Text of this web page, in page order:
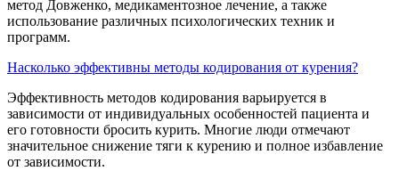
метод Довженко, медикаментозное лечение, а также
использование различных психологических техник и
программ.
Насколько эффективны методы кодирования от курения?
Эффективность методов кодирования варьируется в
зависимости от индивидуальных особенностей пациента и
его готовности бросить курить. Многие люди отмечают
значительное снижение тяги к курению и полное избавление
от зависимости.